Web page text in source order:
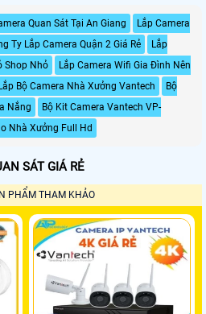
Quan Sát Tại An Giang
Lắp Camera
Ty Lắp Camera Quận 2 Giá Rẻ
Lắp
Shop Nhỏ
Lắp Camera Wifi Gia Đình Nên
Bộ Camera Nhà Xưởng Vantech
Bộ
Nắng
Bộ Kit Camera Vantech VP-
Nhà Xưởng Full Hd
SÁT GIÁ RẺ
PHẨM THAM KHẢO